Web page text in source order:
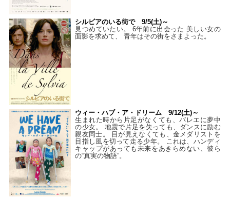
シルビアのいる街で 9/5(土)～
見つめていたい。 6年前に出会った 美しい女の
面影を求めて、 青年はその街をさまよった。
ウィー・ハブ・ア・ドリーム 9/12(土)～
生まれた時から片足がなくても、バレエに夢中
の少女。 地震で片足を失っても、ダンスに励む
親友同士。 目が見えなくても、金メダリストを
目指し風を切って走る少年。 これは、ハンディ
キャップがあっても未来をあきらめない、彼ら
の“真実の物語”。